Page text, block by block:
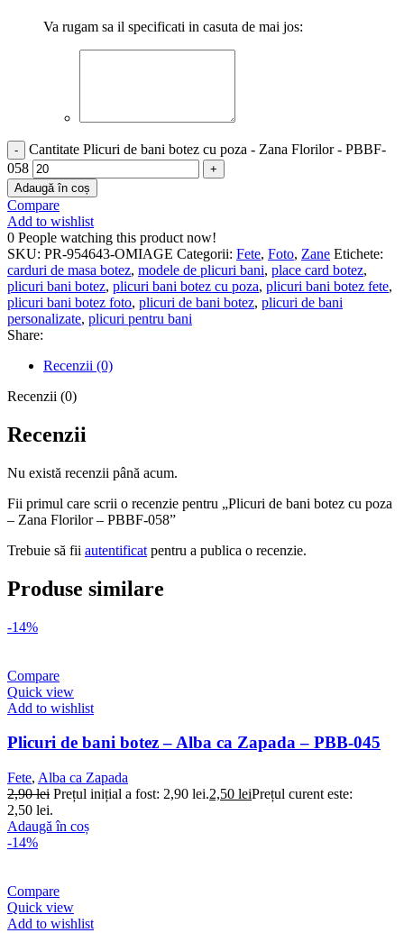
Va rugam sa il specificati in casuta de mai jos:
Cantitate Plicuri de bani botez cu poza - Zana Florilor - PBBF-
058
Adaugă în coș
Compare
Add to wishlist
0 People watching this product now!
SKU: PR-954643-OMIAGE Categorii: Fete, Foto, Zane Etichete:
carduri de masa botez, modele de plicuri bani, place card botez,
plicuri bani botez, plicuri bani botez cu poza, plicuri bani botez fete,
plicuri bani botez foto, plicuri de bani botez, plicuri de bani
personalizate, plicuri pentru bani
Share:
Recenzii (0)
Recenzii (0)
Recenzii
Nu există recenzii până acum.
Fii primul care scrii o recenzie pentru „Plicuri de bani botez cu poza
– Zana Florilor – PBBF-058”
Trebuie să fii autentificat pentru a publica o recenzie.
Produse similare
-14%
Compare
Quick view
Add to wishlist
Plicuri de bani botez – Alba ca Zapada – PBB-045
Fete, Alba ca Zapada
2,90lei Prețul inițial a fost: 2,90 lei.2,50 leiPrețul curent este:
2,50 lei.
Adaugă în coș
-14%
Compare
Quick view
Add to wishlist